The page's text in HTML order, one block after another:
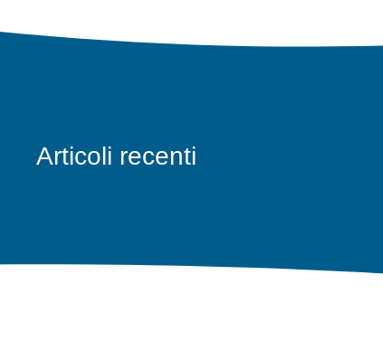
Articoli recenti